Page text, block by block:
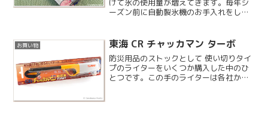
けて氷の使用量が増えてきます。毎年シ
ーズン前に自動製氷機のお手入れをして
お買い物 東海 CR チャッカマン ターボ
防災用品のストックとして 使い切りタイ
プのライターをいくつか購入した中のひ
とつです。この手のライターは各社から